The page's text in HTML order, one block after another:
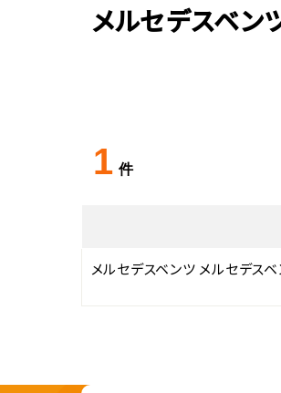
メルセデスベ
1 件
メルセデスベンツ メルセデス